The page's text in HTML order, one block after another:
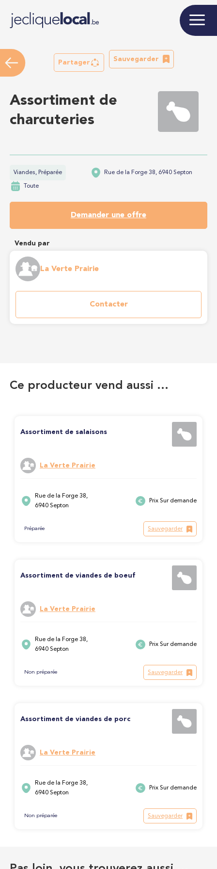
Partager
Sauvegarder
Assortiment de
charcuteries
Viandes, Préparée Rue de la Forge 38, 6940 Septon
Toute
Demander une offre
Vendu par
La Verte Prairie
Contacter
Ce producteur vend aussi …
Assortiment de salaisons
La Verte Prairie
Rue de la Forge 38,
6940 Septon
Prix Sur demande
Préparée Sauvegarder
Assortiment de viandes de boeuf
La Verte Prairie
Rue de la Forge 38,
6940 Septon
Prix Sur demande
Non préparée Sauvegarder
Assortiment de viandes de porc
La Verte Prairie
Rue de la Forge 38,
6940 Septon
Prix Sur demande
Non préparée Sauvegarder